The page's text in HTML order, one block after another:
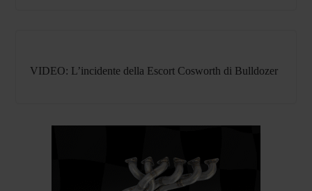
VIDEO: L’incidente della Escort Cosworth di Bulldozer